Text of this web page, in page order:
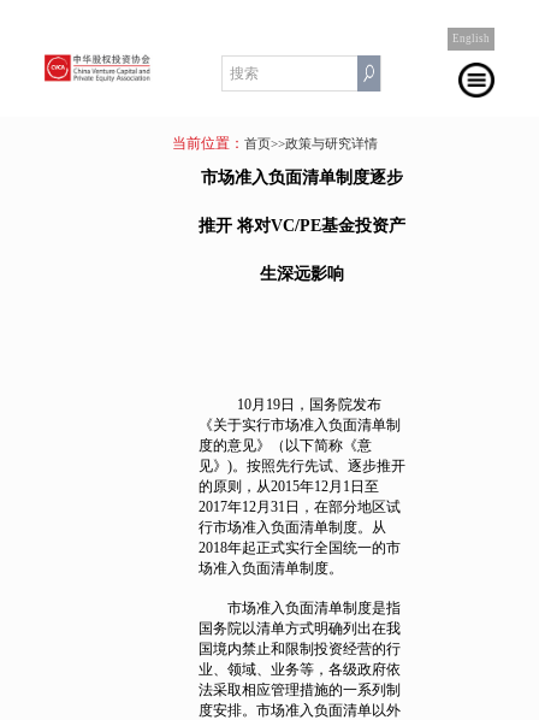
English
当前位置：首页>>政策与研究详情
市场准入负面清单制度逐步
推开 将对VC/PE基金投资产
生深远影响
10月19日，国务院发布
《关于实行市场准入负面清单制
度的意见》（以下简称《意
见》)。按照先行先试、逐步推开
的原则，从2015年12月1日至
2017年12月31日，在部分地区试
行市场准入负面清单制度。从
2018年起正式实行全国统一的市
场准入负面清单制度。
市场准入负面清单制度是指
国务院以清单方式明确列出在我
国境内禁止和限制投资经营的行
业、领域、业务等，各级政府依
法采取相应管理措施的一系列制
度安排。市场准入负面清单以外